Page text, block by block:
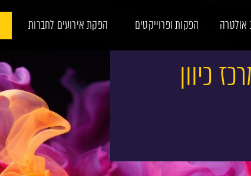
אולטרה הפקות ופרוייקטים הפקת אירועים לחברות
כיוון